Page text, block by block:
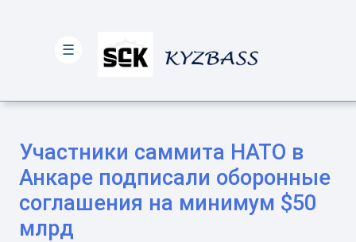
Участники саммита НАТО в
Анкаре подписали оборонные
соглашения на минимум $50
млрд
☰